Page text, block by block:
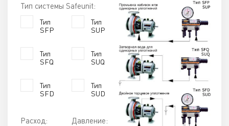
Тип системы Safeunit:
Тип
SFP
Тип
SFQ
Тип
SFD
Тип
SUP
Тип
SUQ
Тип
SUD
Расход: Давление: